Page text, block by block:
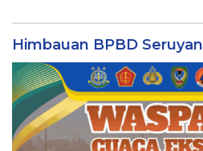
Himbauan BPBD Seruyan